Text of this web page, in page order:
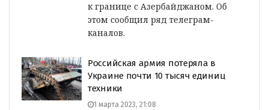
к границе с Азербайджаном. Об
этом сообщил ряд телеграм-
каналов.
Российская армия потеряла в
Украине почти 10 тысяч единиц
техники
1 марта 2023, 21:08